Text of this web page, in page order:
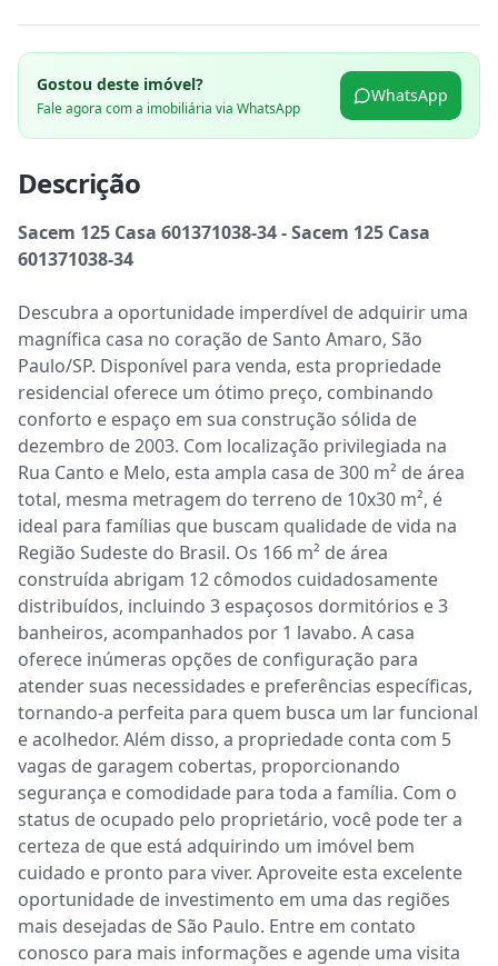
Gostou deste imóvel?
Fale agora com a imobiliária via WhatsApp
WhatsApp
Descrição
Sacem 125 Casa 601371038-34 - Sacem 125 Casa
601371038-34
Descubra a oportunidade imperdível de adquirir uma
magnífica casa no coração de Santo Amaro, São
Paulo/SP. Disponível para venda, esta propriedade
residencial oferece um ótimo preço, combinando
conforto e espaço em sua construção sólida de
dezembro de 2003. Com localização privilegiada na
Rua Canto e Melo, esta ampla casa de 300 m² de área
total, mesma metragem do terreno de 10x30 m², é
ideal para famílias que buscam qualidade de vida na
Região Sudeste do Brasil. Os 166 m² de área
construída abrigam 12 cômodos cuidadosamente
distribuídos, incluindo 3 espaçosos dormitórios e 3
banheiros, acompanhados por 1 lavabo. A casa
oferece inúmeras opções de configuração para
atender suas necessidades e preferências específicas,
tornando-a perfeita para quem busca um lar funcional
e acolhedor. Além disso, a propriedade conta com 5
vagas de garagem cobertas, proporcionando
segurança e comodidade para toda a família. Com o
status de ocupado pelo proprietário, você pode ter a
certeza de que está adquirindo um imóvel bem
cuidado e pronto para viver. Aproveite esta excelente
oportunidade de investimento em uma das regiões
mais desejadas de São Paulo. Entre em contato
conosco para mais informações e agende uma visita